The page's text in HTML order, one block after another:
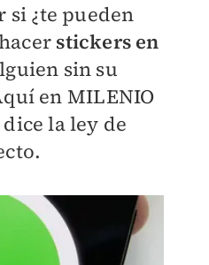
si ¿te pueden
stickers en
sin su
en MILENIO
la ley de